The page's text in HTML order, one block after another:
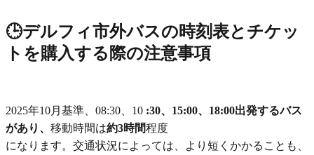
🕒デルフィ市外バスの時刻表とチケッ
トを購入する際の注意事項
2025年10月基準、08:30、10 :30、15:00、18:00出発するバス
があり、 移動時間は約3時間程度
になります。交通状況によっては、より短くかかることも、